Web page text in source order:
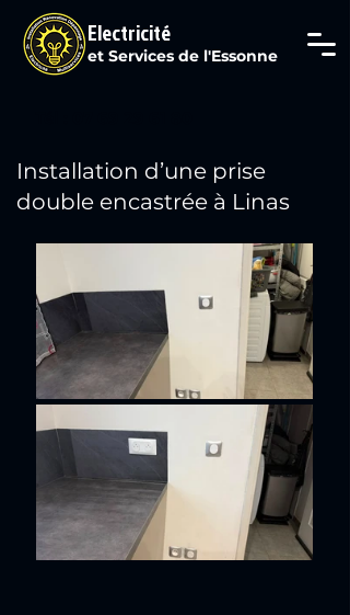
Electricité
et Services de l'Essonne
Installation d’une prise
double encastrée à Linas